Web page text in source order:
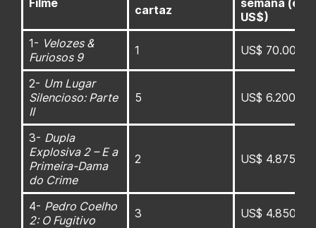
cartaz
US$)
1- Velozes &
Furiosos 9
1 US$
2- Um Lugar
Silencioso: Parte
II
5 US$
3- Dupla
Explosiva 2 – E a
Primeira-Dama
do Crime
2 US$
4- Pedro Coelho
2: O Fugitivo
3 US$